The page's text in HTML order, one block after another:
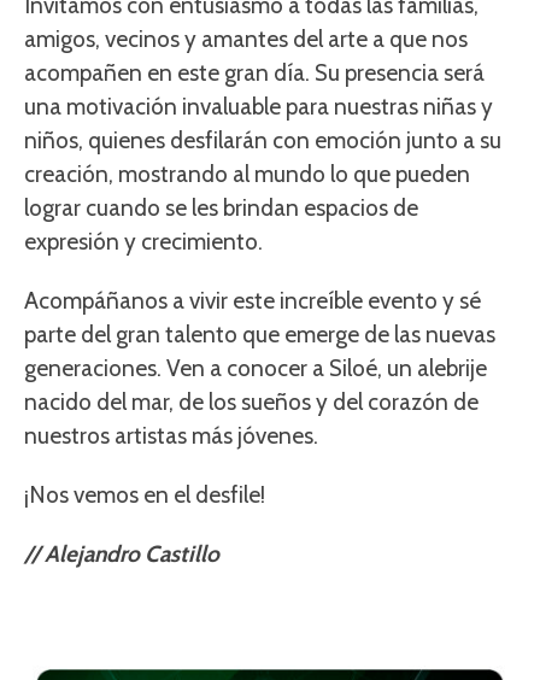
amigos, vecinos y amantes del arte a que nos
acompañen en este gran día. Su presencia será
una motivación invaluable para nuestras niñas y
niños, quienes desfilarán con emoción junto a su
creación, mostrando al mundo lo que pueden
lograr cuando se les brindan espacios de
expresión y crecimiento.
Acompáñanos a vivir este increíble evento y sé
parte del gran talento que emerge de las nuevas
generaciones. Ven a conocer a Siloé, un alebrije
nacido del mar, de los sueños y del corazón de
nuestros artistas más jóvenes.
¡Nos vemos en el desfile!
// Alejandro Castillo